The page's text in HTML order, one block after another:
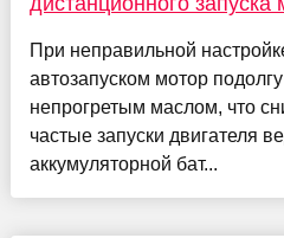
При неправильной
автозапуском мотор
непрогретым маслом, что
частые запуски двигателя
аккумуляторной бат...